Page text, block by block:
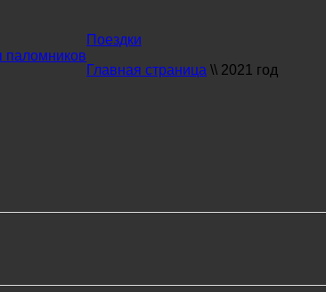
Поездки
Главная страница \\ 2021 год